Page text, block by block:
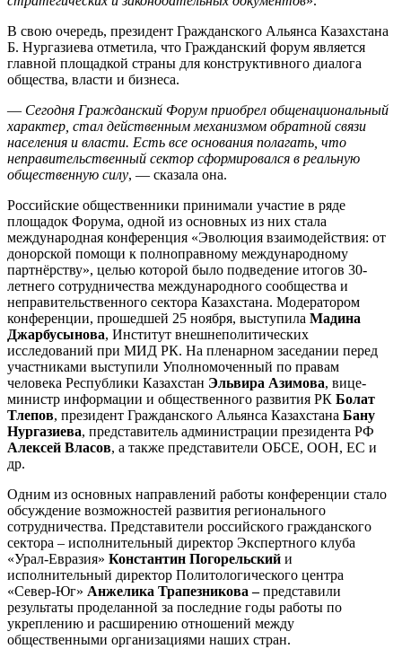
В свою очередь, президент Гражданского Альянса Казахстана
Б. Нургазиева отметила, что Гражданский форум является
главной площадкой страны для конструктивного диалога
общества, власти и бизнеса.
— Сегодня Гражданский Форум приобрел общенациональный
характер, стал действенным механизмом обратной связи
населения и власти. Есть все основания полагать, что
неправительственный сектор сформировался в реальную
общественную силу, — сказала она.
Российские общественники принимали участие в ряде
площадок Форума, одной из основных из них стала
международная конференция «Эволюция взаимодействия: от
донорской помощи к полноправному международному
партнёрству», целью которой было подведение итогов 30-
летнего сотрудничества международного сообщества и
неправительственного сектора Казахстана. Модератором
конференции, прошедшей 25 ноября, выступила Мадина
Джарбусынова, Институт внешнеполитических
исследований при МИД РК. На пленарном заседании перед
участниками выступили Уполномоченный по правам
человека Республики Казахстан Эльвира Азимова, вице-
министр информации и общественного развития РК Болат
Тлепов, президент Гражданского Альянса Казахстана Бану
Нургазиева, представитель администрации президента РФ
Алексей Власов, а также представители ОБСЕ, ООН, ЕС и
др.
Одним из основных направлений работы конференции стало
обсуждение возможностей развития регионального
сотрудничества. Представители российского гражданского
сектора – исполнительный директор Экспертного клуба
«Урал-Евразия» Константин Погорельский и
исполнительный директор Политологического центра
«Север-Юг» Анжелика Трапезникова –представили
результаты проделанной за последние годы работы по
укреплению и расширению отношений между
общественными организациями наших стран.